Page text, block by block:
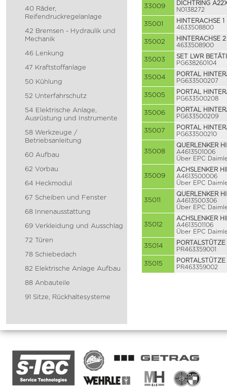
40 Räder,
Reifendruckregelanlage
42 Bremsen - Hydraulik und
Mechanik
46 Lenkung
47 Kraftstoffanlage
50 Kühlung
52 Unterfahrschutz
54 Elektrische Anlage,
Ausrüstung und Instrumente
58 Werkzeuge /
Betriebsanleitung
60 Aufbau
62 Vorbau
64 Heckmodul
67 Scheiben und Fenster
68 Innenausstattung
69 Verkleidung und Ausschlag
72 Türen
78 Schiebedach
82 Elektrische Anlage Aufbau
88 Anbauteile
91 Sitze, Rückhaltesysteme
33009
DICHTRING
N0138272
35001
HINTERACHSE
4633508800
35002
HINTERACHSE
4633508900
35003
SET LWR
PG638260104
35004
PORTAL
PG633500207
35005
PORTAL
PG633500208
35006
PORTAL
PG633500209
35007
PORTAL
PG633500210
35008
QUERLENKER
A4613501006
Über EPC
35009
ACHSLENKER
A4613500006
Über EPC
35011
QUERLENKER
A4613500306
Über EPC
35012
ACHSLENKER
A4613501106
Über EPC
35014
PR463359001
35015
PR463359002